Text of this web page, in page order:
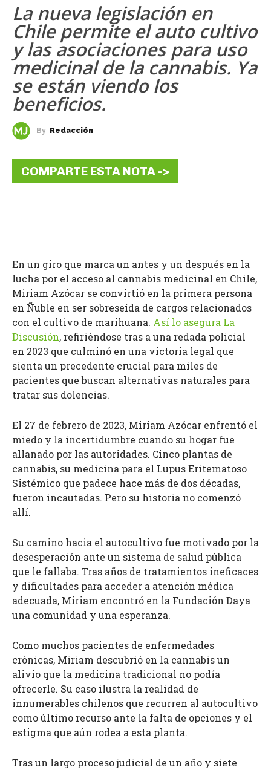
La nueva legislación en
Chile permite el auto cultivo
y las asociaciones para uso
medicinal de la cannabis. Ya
se están viendo los
beneficios.
By Redacción
COMPARTE ESTA NOTA ->
En un giro que marca un antes y un después en la
lucha por el acceso al cannabis medicinal en Chile,
Miriam Azócar se convirtió en la primera persona
en Ñuble en ser sobreseída de cargos relacionados
con el cultivo de marihuana. Así lo asegura La
Discusión, refiriéndose tras a una redada policial
en 2023 que culminó en una victoria legal que
sienta un precedente crucial para miles de
pacientes que buscan alternativas naturales para
tratar sus dolencias.
El 27 de febrero de 2023, Miriam Azócar enfrentó el
miedo y la incertidumbre cuando su hogar fue
allanado por las autoridades. Cinco plantas de
cannabis, su medicina para el Lupus Eritematoso
Sistémico que padece hace más de dos décadas,
fueron incautadas. Pero su historia no comenzó
allí.
Su camino hacia el autocultivo fue motivado por la
desesperación ante un sistema de salud pública
que le fallaba. Tras años de tratamientos ineficaces
y dificultades para acceder a atención médica
adecuada, Miriam encontró en la Fundación Daya
una comunidad y una esperanza.
Como muchos pacientes de enfermedades
crónicas, Miriam descubrió en la cannabis un
alivio que la medicina tradicional no podía
ofrecerle. Su caso ilustra la realidad de
innumerables chilenos que recurren al autocultivo
como último recurso ante la falta de opciones y el
estigma que aún rodea a esta planta.
Tras un largo proceso judicial de un año y siete